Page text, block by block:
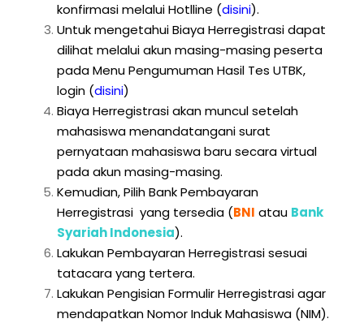
konfirmasi melalui Hotlline (disini).
Untuk mengetahui Biaya Herregistrasi dapat
dilihat melalui akun masing-masing peserta
pada Menu Pengumuman Hasil Tes UTBK,
login (disini)
Biaya Herregistrasi akan muncul setelah
mahasiswa menandatangani surat
pernyataan mahasiswa baru secara virtual
pada akun masing-masing.
Kemudian, Pilih Bank Pembayaran
Herregistrasi yang tersedia (BNI atau Bank
Syariah Indonesia).
Lakukan Pembayaran Herregistrasi sesuai
tatacara yang tertera.
Lakukan Pengisian Formulir Herregistrasi agar
mendapatkan Nomor Induk Mahasiswa (NIM).